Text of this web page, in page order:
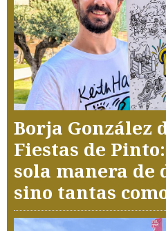
Borja González
Fiestas de
sola manera
sino tantas